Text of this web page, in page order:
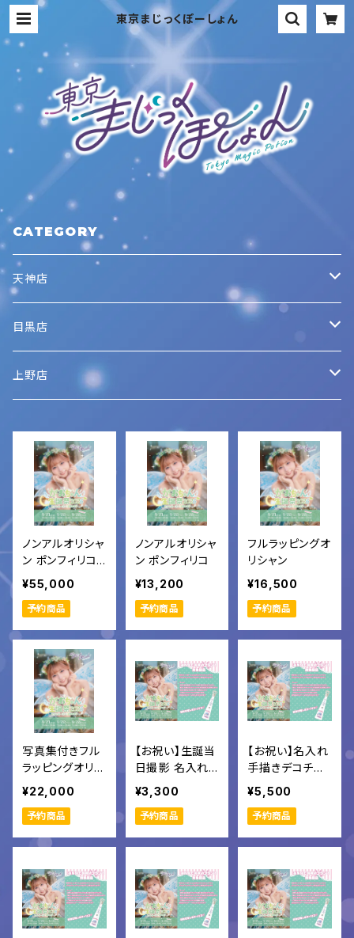
東京まじっくぽーしょん
CATEGORY
天神店
キャストメニュー
シャンパン
目黒店
グッズ
シャンパン
キャストメニュー
上野店
シャンパン
ノンアルオリシャ
ン ポンフィリコ6
本セット
¥55,000
予約商品
ノンアルオリシャ
ン ポンフィリコ
¥13,200
予約商品
フルラッピングオ
リシャン
¥16,500
予約商品
写真集付きフル
ラッピングオリシ
ャン
¥22,000
予約商品
【お祝い】生誕当
日撮影 名入れ
チェキ
¥3,300
予約商品
【お祝い】名入れ
手描きデコチェ
キ帳A
¥5,500
予約商品